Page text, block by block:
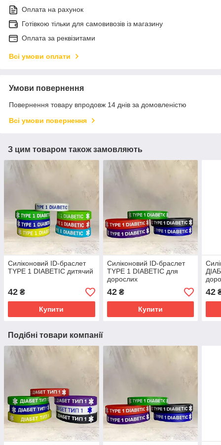
Оплата на рахунок
Готівкою тільки для самовивозів із магазину
Оплата за реквізитами
Всі умови оплати
Умови повернення
Повернення товару впродовж 14 днів за домовленістю
Всі умови повернення
З цим товаром також замовляють
Силіконовий ID-браслет
TYPE 1 DIABETIC дитячий
42 ₴
Купити
Силіконовий ID-браслет
TYPE 1 DIABETIC для
дорослих
42₴
Купити
42
Подібні товари компанії